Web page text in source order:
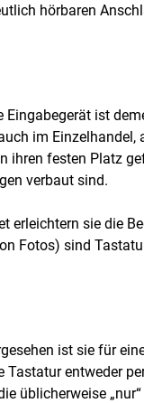
hörbaren
ist
im Einzelhandel,
ihren festen Platz
verbaut sind.
sie die
Fotos) sind
ist sie für
entweder
üblicherweise